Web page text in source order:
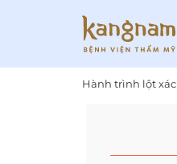
Hành trình lột xác